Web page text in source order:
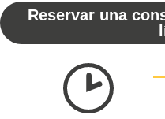
Reservar una